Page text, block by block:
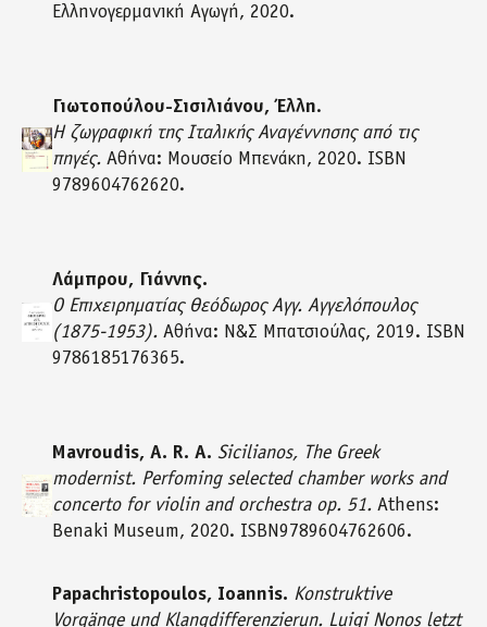
Ελληνογερμανική Αγωγή, 2020.
Γιωτοπούλου-Σισιλιάνου, Έλλη.
Η ζωγραφική της Ιταλικής Αναγέννησης από τις
πηγές. Αθήνα: Μουσείο Μπενάκη, 2020. ISBN
9789604762620.
Λάμπρου, Γιάννης.
Ο Επιχειρηματίας Θεόδωρος Αγγ. Αγγελόπουλος
(1875-1953). Αθήνα: Ν&Σ Μπατσιούλας, 2019. ISBN
9786185176365.
Mavroudis, A. R. A. Sicilianos, The Greek
modernist. Perfoming selected chamber works and
concerto for violin and orchestra op. 51. Athens:
Benaki Museum, 2020. ISBN9789604762606.
Papachristopoulos, Ioannis. Konstruktive
Vorgänge und Klangdifferenzierun. Luigi Nonos letzt